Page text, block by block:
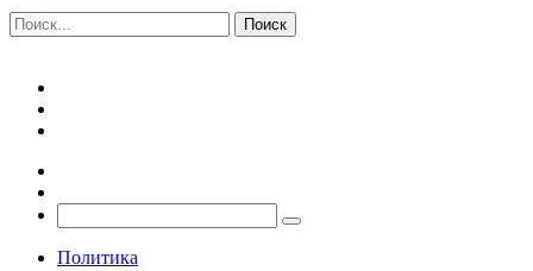
Политика